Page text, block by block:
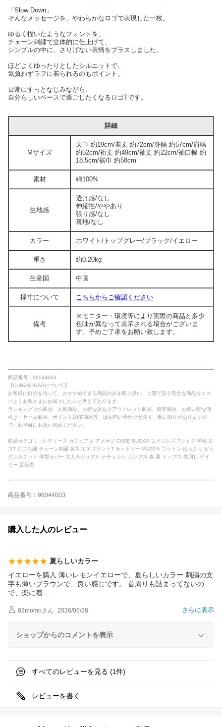
「Slow Down」
そんなメッセージを、やわらかなロゴで表現した一枚。
ゆるく描いたようなフォントを、
チェーン刺繍で立体的に仕上げて、
シンプルの中に、さりげない表情をプラスしました。
ほどよくゆったりとしたシルエットで、
気負わずラフに着られるのもポイント。
日常にすっとなじみながら、
自分らしいペースで過ごしたくなるロゴTです。
詳細
Mサイズ
天巾 約19cm/着丈 約72cm/身幅 約57cm/肩幅
約52cm/裄丈 約49cm/袖丈 約22cm/袖口幅 約
18.5cm/裾巾 約58cm
素材 綿100%
生地感
透け感/なし
伸縮性/ややあり
張り感/なし
裏地/なし
カラー ホワイト/トップグレー/ブラック/イエロー
重さ 約0.20kg
生産国 中国
採寸について こちらからご確認ください
備考
※モニター・環境等により実際の商品と多少
色味が異なって表示される場合がございま
す。予めご了承をお願い致します。
商品番号：96044003
【CUBESUGARについて】
お客様に自信を持って、おすすめできる商品のみを取り扱い、上質で安心安全な商品をコス
パよくお客さまにお届けしたいと考えております。
ランキング上位商品、人気商品、お得な訳ありアウトレット商品、最安商品、お買い得な値
引き・セール商品、ポイント10倍商品等、はお問い合わせが多く、数に限りがありますの
で、お早目にお買い求めください。
商品カテゴリ：レディース カジュアル アメカジ CUBE SUGAR エイジレス Tシャツ 半袖 ロ
ゴT ロゴ刺繍 チェーン刺繍 英字ロゴ プリントT カットソー 綿100% コットン ゆったり ビッ
グシルエット 体型カバー 大人カジュアル ナチュラル シンプル 春 夏 トップス 着回し デイ
リー 普段着
商品番号：96044003
購入した人のレビュー
夏らしいカラー
イエローを購入 薄いレモンイエローで、夏らしいカラー 刺繍の文
字も薄いブラウンで、良い感じです。 首周りも詰まってないの
で、楽に着
さらに表示
83momoさん 2026/06/28
ショップからのコメントを表示
すべてのレビューを見る (1件)
レビューを書く